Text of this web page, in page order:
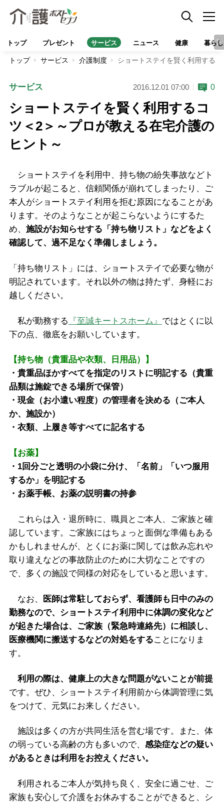
トップ プレゼント サービス ニュース 健康 暮らし
トップ サービス 介護制度 ショートステイを賢く利用する
サービス 2016.12.01 07:00 0
ショートステイを賢く利用するコ
ツ＜2＞～プロが教える在宅介護の
ヒント～
ショートステイを利用中、持ち物の紛失事故などト
ラブルが起こると、信頼関係が崩れてしまったり、ご
本人がショートステイ利用を拒む原因になることがあ
ります。そのようなことが起こらないようにするた
め、 施設がお知らせする「持ち物リスト」などをよく
確認して、過不足なく準備しましょう。
「持ち物リスト」には、ショートステイで必要な物が
明記されています。それ以外の物は持たず、身軽にお
越しください。
私が勤務する 『至誠キートスホーム』 ではとくに以
下の点、徹底をお願いしています。
【持ち物（貴重品や衣類、日用品）】
・貴重品ほかすべてを指定のリストに明記する（貴重
品類は施錠できる場所で保管）
・現金（お小遣い程度）の管理者を決める（ご本人
か、施設か）
・衣類、上履き等すべてに記名する
【お薬】
・1回分ごと透明の小袋に分け、「名前」「いつ服用
するか」を明記する
・お薬手帳、お薬の説明書の持参
これらは入・退所時に、職員とご本人、ご家族と確
認しています。ご家族にはちょっと面倒な準備もある
かもしれませんが、とくにお薬に関しては飲み忘れや
取り違えなどの事故防止のために大切なことですの
で、多くの施設で同様の対応をしていると思います。
なお、
医師は常駐しておらず、看護師も日中のみの
勤務なので、ショートステイ利用中に体調の変化など
が起きた場合は、ご家族（緊急時連絡先）に相談し、
医療機関に搬送するなどの対処をすることになりま
す。
利用の際は、健康上の大きな問題がないことが前提
です。ぜひ、ショートステイ利用前から体調管理に気
をつけて、元気にお来しください。
施設は多くの方が共同生活を営む場です。また、体
の弱っている高齢の方も多いので、 感染症などの疑い
があるときは利用をお控えください。
利用されるご本人が気持ち良く、安全に過ごせ、ご
家族も安心して介護をお休みすることができると、シ